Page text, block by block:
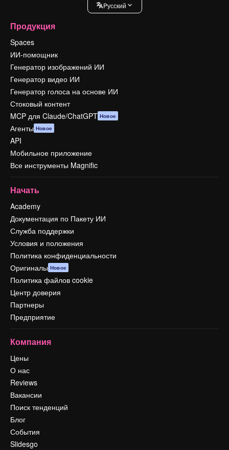
Pусский
Продукция
Spaces
ИИ-помощник
Генератор изображений ИИ
Генератор видео ИИ
Генератор голоса на основе ИИ
Стоковый контент
MCP для Claude/ChatGPT Новое
Агенты Новое
API
Мобильное приложение
Все инструменты Magnific
Начать
Academy
Документация по Пакету ИИ
Служба поддержки
Условия и положения
Политика конфиденциальности
Оригиналы Новое
Политика файлов cookie
Центр доверия
Партнеры
Предприятие
Компания
Цены
О нас
Reviews
Вакансии
Поиск тенденций
Блог
События
Slidesgo